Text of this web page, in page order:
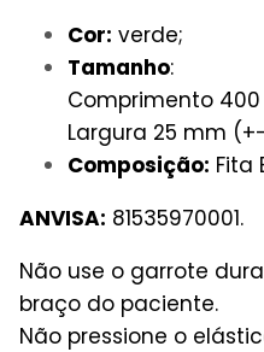
Cor: verde;
Tamanho:
Comprimento
Largura 25 mm
Composição: Fita
ANVISA: 81535970001.
Não use o garrote
braço do paciente.
Não pressione o